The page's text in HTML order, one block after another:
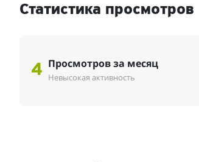
Статистика просмотров
4 Просмотров за месяц
Невысокая активность